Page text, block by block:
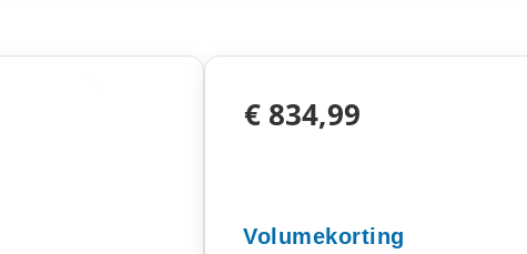
€ 834,99
Volumekorting